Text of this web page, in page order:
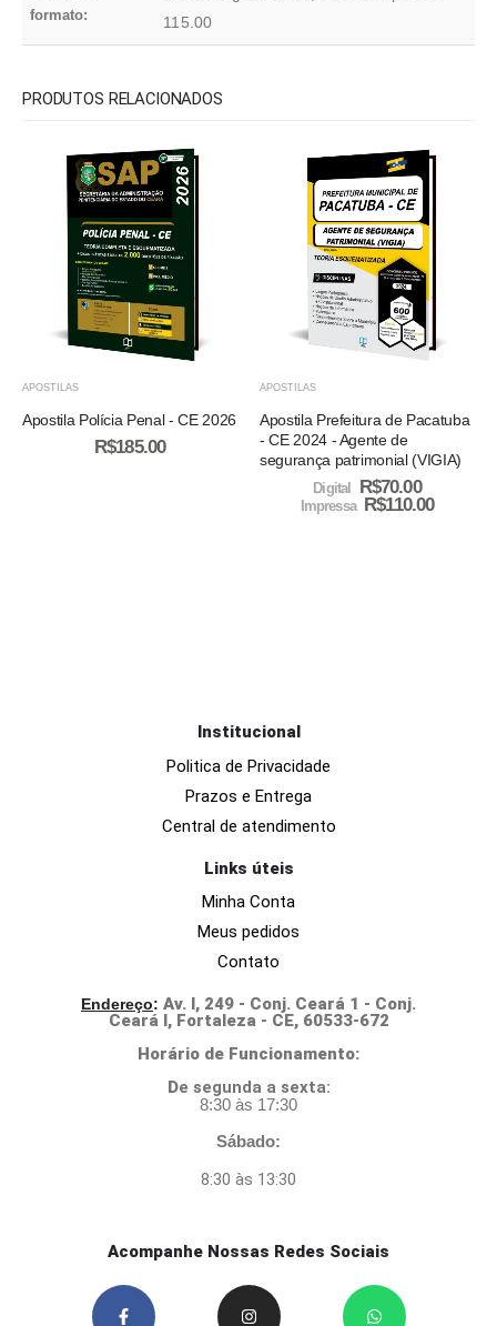
formato:
115.00
PRODUTOS RELACIONADOS
APOSTILAS
Apostila Polícia Penal - CE 2026
R$185.00
APOSTILAS
Apostila Prefeitura de Pacatuba
- CE 2024 - Agente de
segurança patrimonial (VIGIA)
Digital R$70.00
Impressa R$110.00
Institucional
Politica de Privacidade
Prazos e Entrega
Central de atendimento
Links úteis
Minha Conta
Meus pedidos
Contato
Endereço: Av. I, 249 - Conj. Ceará 1 - Conj.
Ceará I, Fortaleza - CE, 60533-672
Horário de Funcionamento:
De segunda a sexta:
8:30 às 17:30
Sábado:
8:30 às 13:30
Acompanhe Nossas Redes Sociais